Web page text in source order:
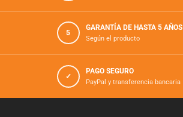
5
GARANTÍA DE HASTA 5 AÑOS
Según el producto
✓
PAGO SEGURO
PayPal y transferencia bancaria